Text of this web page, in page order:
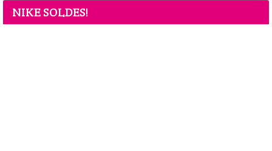
NIKE SOLDES!